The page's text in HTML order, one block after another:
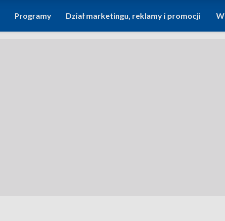
Programy Dział marketingu, reklamy i promocji